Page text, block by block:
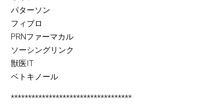
パターソン
フィブロ
PRNファーマカル
ソーシングリンク
獣医IT
ベトキノール
***********************************